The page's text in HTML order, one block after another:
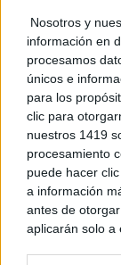
Nosotros y
información en
procesamos
únicos e
para los
clic para
nuestros 1419
procesamiento
puede hacer
a información
antes de
aplicarán solo a
equipo en el
No me quiero
pero todo el